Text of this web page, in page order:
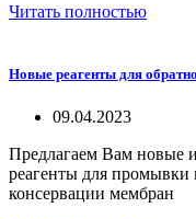
Читать полностью
Новые реагенты для
09.04.2023
Предлагаем Вам новые
реагенты для промывки
консервации мембран